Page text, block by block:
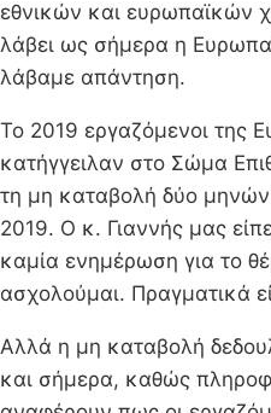
εθνικών και ευρωπαϊκών
λάβει ως σήμερα η
λάβαμε απάντηση.
Το 2019 εργαζόμενοι της
κατήγγειλαν στο Σώμα
τη μη καταβολή δύο
2019. Ο κ. Γιαννής μας
καμία ενημέρωση για το
ασχολούμαι. Πραγματικά
Αλλά η μη καταβολή
και σήμερα, καθώς